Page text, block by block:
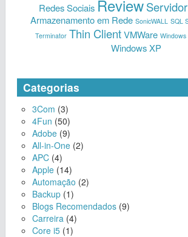
Redes Sociais Review Servidor
Armazenamento em Rede SonicWALL SQL
Terminator Thin ClientVMWare
Windows XP
Categorias
3Com (3)
4Fun (50)
Adobe (9)
All-in-One (2)
APC (4)
Apple (14)
Automação (2)
Backup (1)
Blogs Recomendados (9)
Carreira (4)
Core i5 (1)